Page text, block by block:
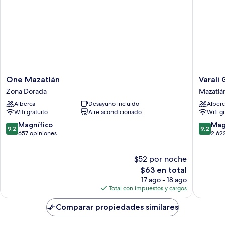
One
Mazatlán
Zona
Dorada
One Mazatlán
Zona Dorada
Alberca
Desayuno incluido
Wifi gratuito
Aire acondicionado
9.2
de
9.2 Magnífico
657 opiniones
$52 por noche
El
precio
actual
es
de
$63
$63 en total
17 ago - 18 ago
Total con impuestos y cargos
Varali
Grand
Hotel
Varali
Wifi
9.2
de
9.2
Comparar propiedades similares